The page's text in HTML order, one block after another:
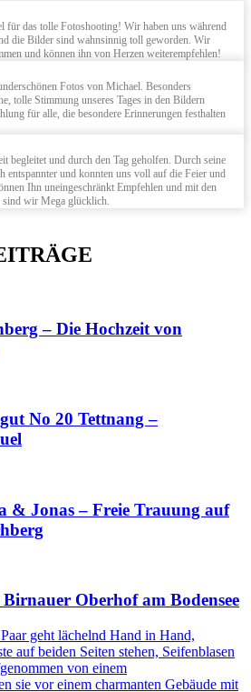
für das tolle Fotoshooting! Wir haben uns während
die Bilder sind wahnsinnig toll geworden. Wir
und können ihn von Herzen weiterempfehlen!
Fotos von Michael. Besonders
tolle Stimmung unseres Tages in den Bildern
für alle, die besondere Erinnerungen festhalten
begleitet und durch den Tag geholfen. Durch seine
entspannter und konnten uns voll auf die Feier und
Ihn uneingeschränkt Empfehlen und mit den
sind wir Mega glücklich.
– Die Hochzeit von
No 20 Tettnang –
& Jonas – Freie Trauung auf
Oberhof am Bodensee